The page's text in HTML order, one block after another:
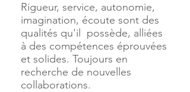
Rigueur, service, autonomie,
imagination, écoute sont des
qualités qu'il possède, alliées
à des compétences éprouvées
et solides. Toujours en
recherche de nouvelles
collaborations.